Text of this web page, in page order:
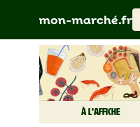
À L'AFFICHE